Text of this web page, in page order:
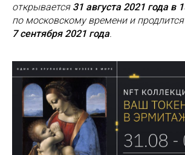
открывается 31 августа 2021 года в
по московскому времени и
7 сентября 2021 года.